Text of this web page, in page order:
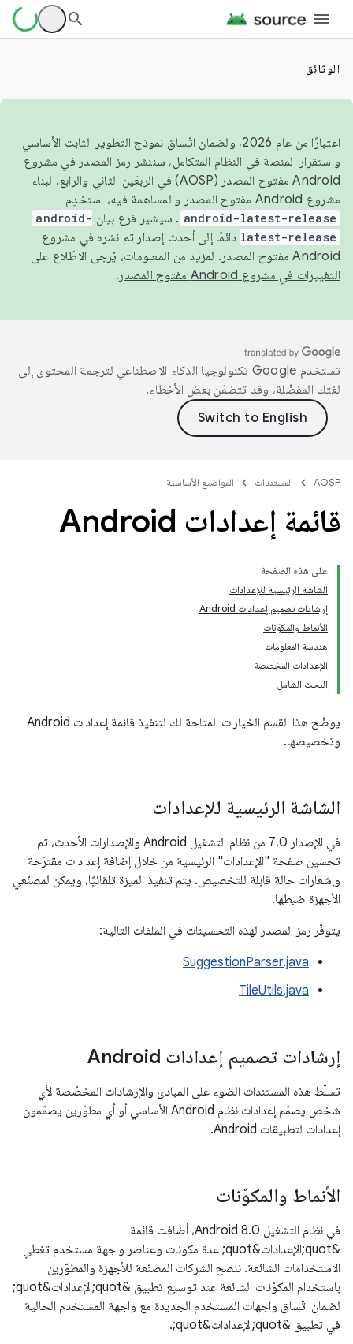
الوثائق
اعتبارًا من عام 2026، ولضمان اتّساق نموذج التطوير الثابت الأساسي
واستقرار المنصة في النظام المتكامل، سننشر رمز المصدر في مشروع
Android مفتوح المصدر (AOSP) في الربعَين الثاني والرابع. لبناء
مشروع Android مفتوح المصدر والمساهمة فيه، استخدِم
android-latest-release . سيشير فرع بيان android-
latest-release دائمًا إلى أحدث إصدار تم نشره في مشروع
Android مفتوح المصدر. لمزيد من المعلومات، يُرجى الاطّلاع على
التغييرات في مشروع Android مفتوح المصدر
.
تستخدم Google تكنولوجيا الذكاء الاصطناعي لترجمة المحتوى إلى
لغتك المفضّلة، وقد تتضمّن بعض الأخطاء.
AOSP المستندات المواضيع الأساسية
قائمة إعدادات Android
على هذه الصفحة
الشاشة الرئيسية للإعدادات
إرشادات تصميم إعدادات Android
الأنماط والمكوّنات
هندسة المعلومات
الإعدادات المخصصة
البحث الشامل
يوضّح هذا القسم الخيارات المتاحة لك لتنفيذ قائمة إعدادات Android
وتخصيصها.
الشاشة الرئيسية للإعدادات
في الإصدار 7.0 من نظام التشغيل Android والإصدارات الأحدث، تم
تحسين صفحة "الإعدادات" الرئيسية من خلال إضافة إعدادات مقترَحة
وإشعارات حالة قابلة للتخصيص. يتم تنفيذ الميزة تلقائيًا، ويمكن لمصنّعي
الأجهزة ضبطها.
يتوفّر رمز المصدر لهذه التحسينات في الملفات التالية:
SuggestionParser.java
TileUtils.java
إرشادات تصميم إعدادات Android
تسلّط هذه المستندات الضوء على المبادئ والإرشادات المخصّصة لأي
شخص يصمّم إعدادات نظام Android الأساسي أو أي مطوّرين يصمّمون
إعدادات لتطبيقات Android.
الأنماط والمكوّنات
في نظام التشغيل Android 8.0، أضافت قائمة
&quot;الإعدادات&quot; عدة مكونات وعناصر واجهة مستخدم تغطي
الاستخدامات الشائعة. ننصح الشركات المصنّعة للأجهزة والمطوّرين
باستخدام المكوّنات الشائعة عند توسيع تطبيق &quot;الإعدادات&quot;
لضمان اتّساق واجهات المستخدم الجديدة مع واجهة المستخدم الحالية
في تطبيق &quot;الإعدادات&quot;.